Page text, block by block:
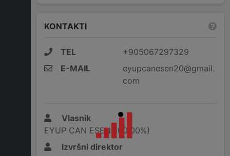
KONTAKTI
TEL
+905067297329
E-MAIL
eyupcanesen20@gmail.
com
Vlasnik
EYUP CAN ESEN(100,00%)
Izvršni direktor